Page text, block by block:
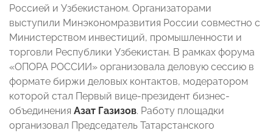
Россией и Узбекистаном. Организаторами
выступили Минэкономразвития России совместно с
Министерством инвестиций, промышленности и
торговли Республики Узбекистан. В рамках форума
«ОПОРА РОССИИ» организовала деловую сессию в
формате биржи деловых контактов, модератором
которой стал Первый вице-президент бизнес-
объединения Азат Газизов. Работу площадки
организовал Председатель Татарстанского